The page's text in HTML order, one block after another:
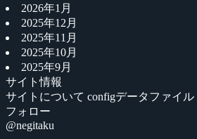
2026年1月
2025年12月
2025年11月
2025年10月
2025年9月
サイト情報
サイトについて configデータファイル
フォロー
@negitaku